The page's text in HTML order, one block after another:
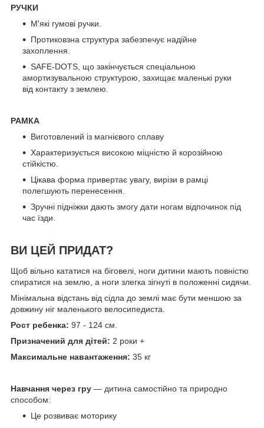
РУЧКИ
М'які гумові ручки.
Протиковзна структура забезпечує надійне
захоплення.
SAFE-DOTS, що закінчується спеціальною
амортизувальною структурою, захищає маленькі руки
від контакту з землею.
РАМКА
Виготовлений із магнієвого сплаву
Характеризується високою міцністю й корозійною
стійкістю.
Цікава форма привертає увагу, вирізи в рамці
полегшують перенесення.
Зручні підніжки дають змогу дати ногам відпочинок під
час їзди.
ВИ ЦЕЙ ПРИДАТ?
Щоб вільно кататися на біговелі, ноги дитини мають повністю
спиратися на землю, а ноги злегка зігнуті в положенні сидячи.
Мінімальна відстань від сідла до землі має бути меншою за
довжину ніг маленького велосипедиста.
Рост ребенка: 97 - 124 см.
Призначений для дітей: 2 роки +
Максимальне навантаження: 35 кг
Навчання через гру — дитина самостійно та природно
способом:
Це розвиває моторику